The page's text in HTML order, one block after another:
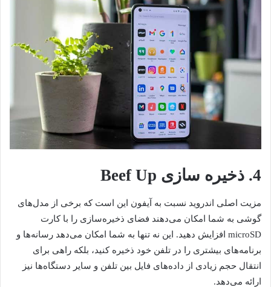
4. ذخیره سازی Beef Up
مزیت اصلی اندروید نسبت به آیفون این است که برخی از مدل‌های
گوشی به شما امکان می‌دهند فضای ذخیره‌سازی را با کارت
microSD افزایش دهید. این نه تنها به شما امکان می‌دهد رسانه‌ها و
برنامه‌های بیشتری را در تلفن خود ذخیره کنید، بلکه راهی برای
انتقال حجم زیادی از داده‌های فایل بین تلفن و سایر دستگاه‌ها نیز
ارائه می‌دهد.